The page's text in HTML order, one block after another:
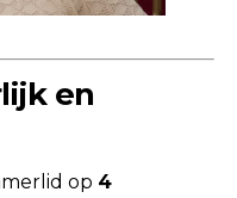
en
op 4